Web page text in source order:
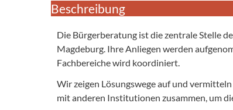
Beschreibung
Die Bürgerberatung ist die zentrale Stelle
Magdeburg. Ihre Anliegen werden
Fachbereiche wird koordiniert.
Wir zeigen Lösungswege auf und
mit anderen Institutionen zusammen, um